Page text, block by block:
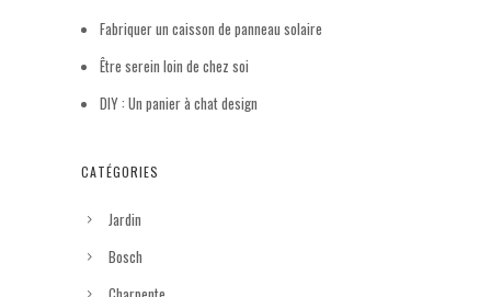
Fabriquer un caisson de panneau solaire
Être serein loin de chez soi
DIY : Un panier à chat design
CATÉGORIES
Jardin
Bosch